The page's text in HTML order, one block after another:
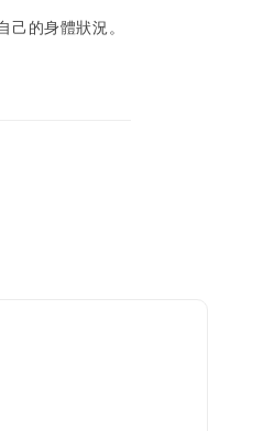
己的身體狀況。